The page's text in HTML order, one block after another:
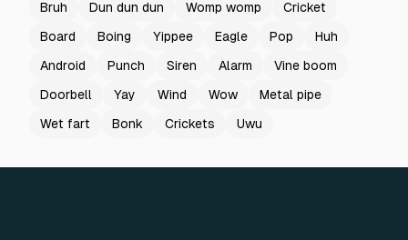
Bruh
Dun dun dun Womp womp
Cricket
Board
Boing Yippee Eagle Pop
Huh
Android
Punch Siren Alarm
Vine boom
Doorbell
Yay Wind Wow
Metal pipe
Wet fart
Bonk Crickets Uwu